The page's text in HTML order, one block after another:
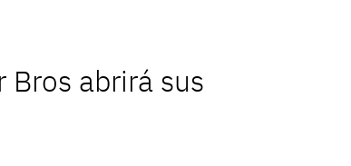
abrirá sus